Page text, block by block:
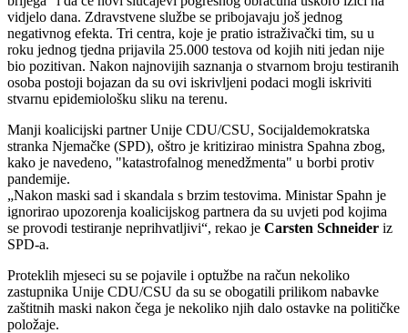
vidjelo dana. Zdravstvene službe se pribojavaju još jednog
negativnog efekta. Tri centra, koje je pratio istraživački tim, su u
roku jednog tjedna prijavila 25.000 testova od kojih niti jedan nije
bio pozitivan. Nakon najnovijih saznanja o stvarnom broju testiranih
osoba postoji bojazan da su ovi iskrivljeni podaci mogli iskriviti
stvarnu epidemiološku sliku na terenu.
Manji koalicijski partner Unije CDU/CSU, Socijaldemokratska
stranka Njemačke (SPD), oštro je kritizirao ministra Spahna zbog,
kako je navedeno, "katastrofalnog menedžmenta" u borbi protiv
pandemije.
Nakon maski sad i skandala s brzim testovima. Ministar Spahn je
ignorirao upozorenja koalicijskog partnera da su uvjeti pod kojima
se provodi testiranje neprihvatljivi , rekao je Carsten Schneider iz
SPD-a.
Proteklih mjeseci su se pojavile i optužbe na račun nekoliko
zastupnika Unije CDU/CSU da su se obogatili prilikom nabavke
zaštitnih maski nakon čega je nekoliko njih dalo ostavke na političke
položaje.